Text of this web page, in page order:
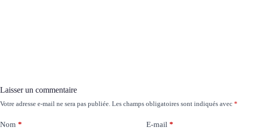
Laisser un commentaire
Votre adresse e-mail ne sera pas publiée. Les champs obligatoires sont indiqués avec *
Nom * E-mail *